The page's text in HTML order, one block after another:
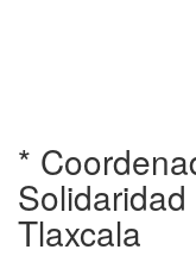
*
Solidaridad
Tlaxcala